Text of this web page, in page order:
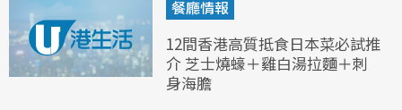
餐廳情報
12間香港高質抵食日本菜必試推
介 芝士燒蠔＋雞白湯拉麵＋刺
身海膽